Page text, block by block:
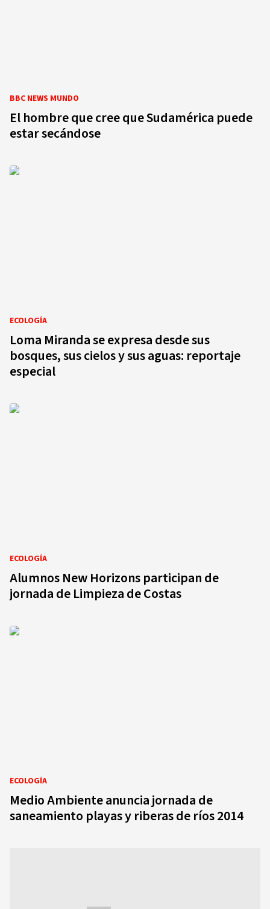
BBC NEWS MUNDO
El hombre que cree que Sudamérica puede
estar secándose
ECOLOGÍA
Loma Miranda se expresa desde sus
bosques, sus cielos y sus aguas: reportaje
especial
ECOLOGÍA
Alumnos New Horizons participan de
jornada de Limpieza de Costas
ECOLOGÍA
Medio Ambiente anuncia jornada de
saneamiento playas y riberas de ríos 2014